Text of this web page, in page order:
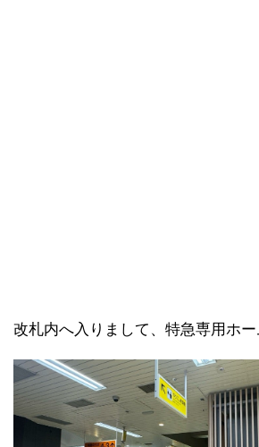
改札内へ入りまして、特急専用ホー